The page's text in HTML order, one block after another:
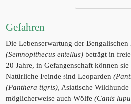
Gefahren
Die Lebenserwartung der Bengalischen
(Semnopithecus entellus) beträgt in
20 Jahre, in Gefangenschaft können sie
Natürliche Feinde sind Leoparden
(Panthera tigris), Asiatische Wildhunde
möglicherweise auch Wölfe (Canis